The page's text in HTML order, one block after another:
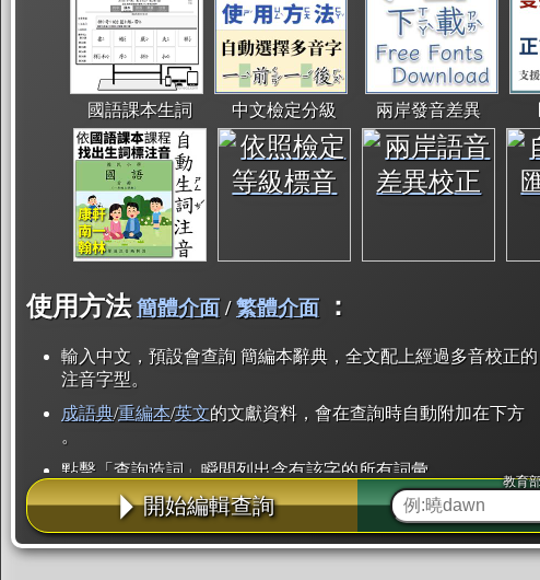
國語課本生詞 中文檢定分級 兩岸發音差異
使用方法 簡體介面/繁體介面 ：
輸入中文，預設會查詢 簡編本辭典，全文配上經過多音校正的
注音字型。
成語典/重編本/英文的文獻資料，會在查詢時自動附加在下方
。
點擊「查詢造詞」瞬間列出含有該字的所有詞彙。
點「部首」瞬間列出所有「同部首字」。也支援查詢「同注音
辭典解釋的全文都經過自動斷詞，點擊便可瞬間「連續查詢」
用手動重複輸入。
開始編輯查詢
教育